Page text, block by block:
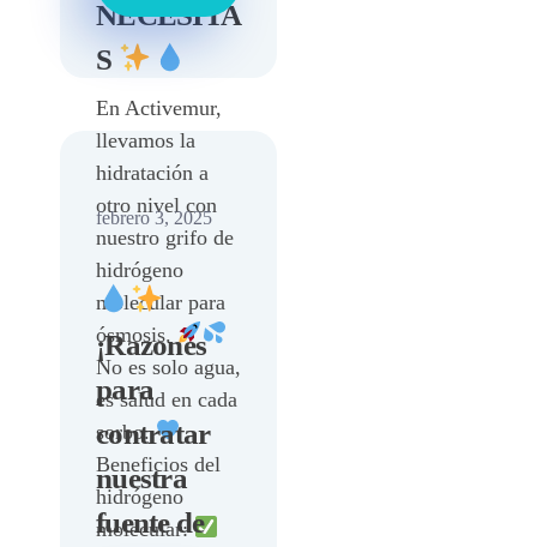
NECESITA
S
En Activemur,
llevamos la
hidratación a
otro nivel con
nuestro grifo de
hidrógeno
molecular para
ósmosis.
No es solo agua,
es salud en cada
sorbo.
Beneficios del
hidrógeno
molecular:
febrero 3, 2025
¡Razones
para
contratar
nuestra
fuente de